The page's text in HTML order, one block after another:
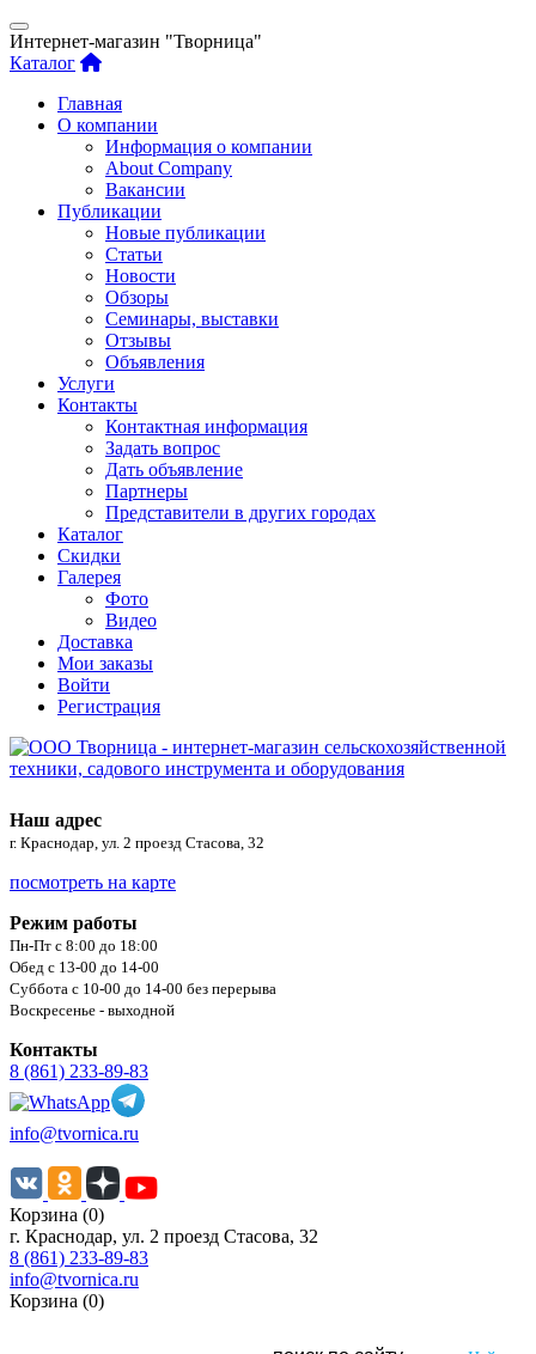
Интернет-магазин "Творница"
Каталог
Главная
О компании
Информация о компании
About Company
Вакансии
Публикации
Новые публикации
Статьи
Новости
Обзоры
Семинары, выставки
Отзывы
Объявления
Услуги
Контакты
Контактная информация
Задать вопрос
Дать объявление
Партнеры
Представители в других городах
Каталог
Скидки
Галерея
Фото
Видео
Доставка
Мои заказы
Войти
Регистрация
Наш адрес
г. Краснодар, ул. 2 проезд Стасова, 32
посмотреть на карте
Режим работы
Пн-Пт с 8:00 до 18:00
Обед с 13-00 до 14-00
Суббота с 10-00 до 14-00 без перерыва
Воскресенье - выходной
Контакты
8 (861) 233-89-83
info@tvornica.ru
Корзина (0)
г. Краснодар, ул. 2 проезд Стасова, 32
8 (861) 233-89-83
info@tvornica.ru
Корзина (0)